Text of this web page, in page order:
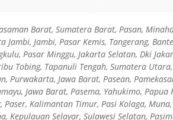
Barat, Sumatera Barat, Pasan,
Jambi, Jambi, Pasar Kemis, Tangerang,
Pasar Minggu, Jakarta Selatan, Dki
Tobing, Tapanuli Tengah, Sumatera
Purwakarta, Jawa Barat, Pasean,
Jawa Barat, Pasema, Yahukimo,
Kalimantan Timur, Pasi Kolaga,
Kepulauan Selayar, Sulawesi Selatan,